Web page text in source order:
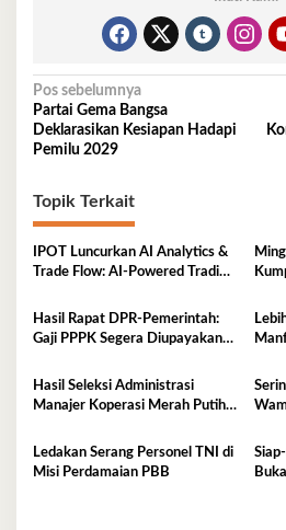
Navigasi
pos
Pos sebelumnya
Partai Gema Bangsa
Deklarasikan Kesiapan Hadapi
Pemilu 2029
Topik Terkait
IPOT Luncurkan AI Analytics &
Trade Flow: AI-Powered Trading
Hasil Rapat DPR‑Pemerintah:
Gaji PPPK Segera Diupayakan
Hasil Seleksi Administrasi
Manajer Koperasi Merah Putih
Sini
Ledakan Serang Personel TNI di
Misi Perdamaian PBB